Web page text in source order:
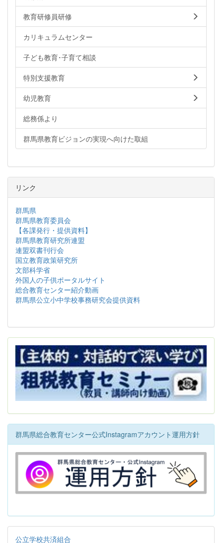
教育研修員研修
カリキュラムセンター
子ども教育･子育て相談
特別支援教育
幼児教育
総務係より
群馬県教育ビジョンの実現へ向けた取組
リンク
群馬県
群馬県教育委員会
【各課発行・提供資料】
群馬県教育研究所連盟
連盟双書刊行会
国立教育政策研究所
文部科学省
外国人の子供ポータルサイト
総合教育センター紹介動画
群馬県公立小中学校事務研究会提供資料
群馬県総合教育センター公式Instagramアカウント運用方針
公立学校共済組合